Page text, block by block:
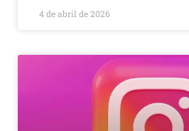
4 de abril de 2026